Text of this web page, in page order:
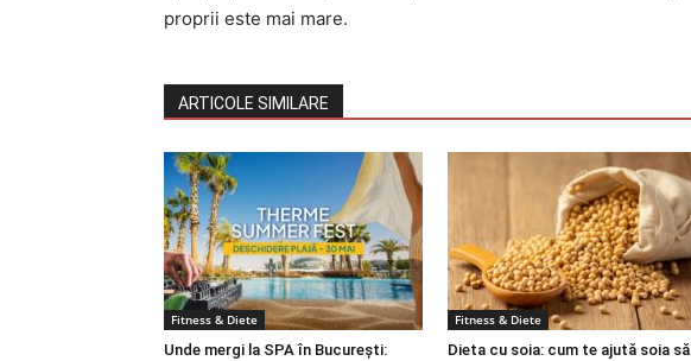
proprii este mai mare.
ARTICOLE SIMILARE
Fitness & Diete
Unde mergi la SPA în București:
Fitness & Diete
Dieta cu soia: cum te ajută soia să